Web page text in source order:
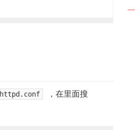
httpd.conf
，在里面搜